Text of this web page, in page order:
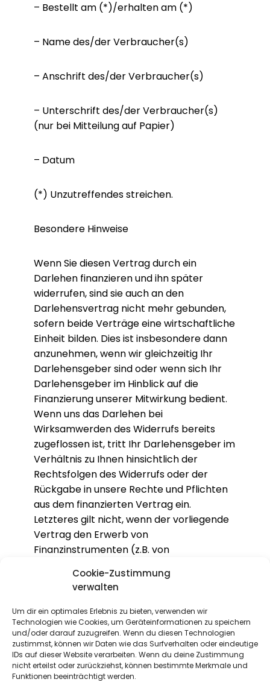
Cookie-Zustimmung
verwalten
Um dir ein optimales Erlebnis zu bieten, verwenden wir
Technologien wie Cookies, um Geräteinformationen zu speichern
und/oder darauf zuzugreifen. Wenn du diesen Technologien
zustimmst, können wir Daten wie das Surfverhalten oder eindeutige
IDs auf dieser Website verarbeiten. Wenn du deine Zustimmung
nicht erteilst oder zurückziehst, können bestimmte Merkmale und
Funktionen beeinträchtigt werden.
– Bestellt am (*)/erhalten am (*)
– Name des/der Verbraucher(s)
– Anschrift des/der Verbraucher(s)
– Unterschrift des/der Verbraucher(s)
(nur bei Mitteilung auf Papier)
– Datum
(*) Unzutreffendes streichen.
Besondere Hinweise
Wenn Sie diesen Vertrag durch ein
Darlehen finanzieren und ihn später
widerrufen, sind sie auch an den
Darlehensvertrag nicht mehr gebunden,
sofern beide Verträge eine wirtschaftliche
Einheit bilden. Dies ist insbesondere dann
anzunehmen, wenn wir gleichzeitig Ihr
Darlehensgeber sind oder wenn sich Ihr
Darlehensgeber im Hinblick auf die
Finanzierung unserer Mitwirkung bedient.
Wenn uns das Darlehen bei
Wirksamwerden des Widerrufs bereits
zugeflossen ist, tritt Ihr Darlehensgeber im
Verhältnis zu Ihnen hinsichtlich der
Rechtsfolgen des Widerrufs oder der
Rückgabe in unsere Rechte und Pflichten
aus dem finanzierten Vertrag ein.
Letzteres gilt nicht, wenn der vorliegende
Vertrag den Erwerb von
Finanzinstrumenten (z.B. von
zum Gegenstand hat.
Wollen Sie eine vertragliche Bindung so
weitgehend wie möglich vermeiden,
machen Sie von Ihrem Widerrufsrecht
Gebrauch und widerrufen Sie zudem den
Darlehensvertrag, wenn Ihnen auch dafür